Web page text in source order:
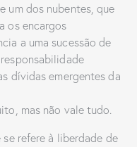
um dos nubentes, que
os encargos
a uma sucessão de
dívidas emergentes da
mas não vale tudo.
refere à liberdade de